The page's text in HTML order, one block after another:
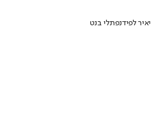
יאיר לפידנפתלי בנט